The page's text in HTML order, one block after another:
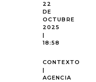
22
DE
OCTUBRE
2025
|
18:58
CONTEXTO
|
AGENCIA